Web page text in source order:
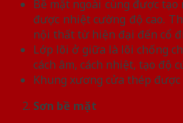
Bề mặt ngoài cùng được
được nhiệt cường độ cao.
nội thất từ hiện đại đến cổ
Lớp lõi ở giữa là lõi chống
cách âm, cách nhiệt, tạo độ
Khung xương cửa thép được
Sơn bề mặt